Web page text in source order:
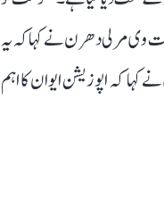
وی مرلی دھرن نے کہا کہ یہ
کہا کہ اپوزیشن ایوان کا اہم